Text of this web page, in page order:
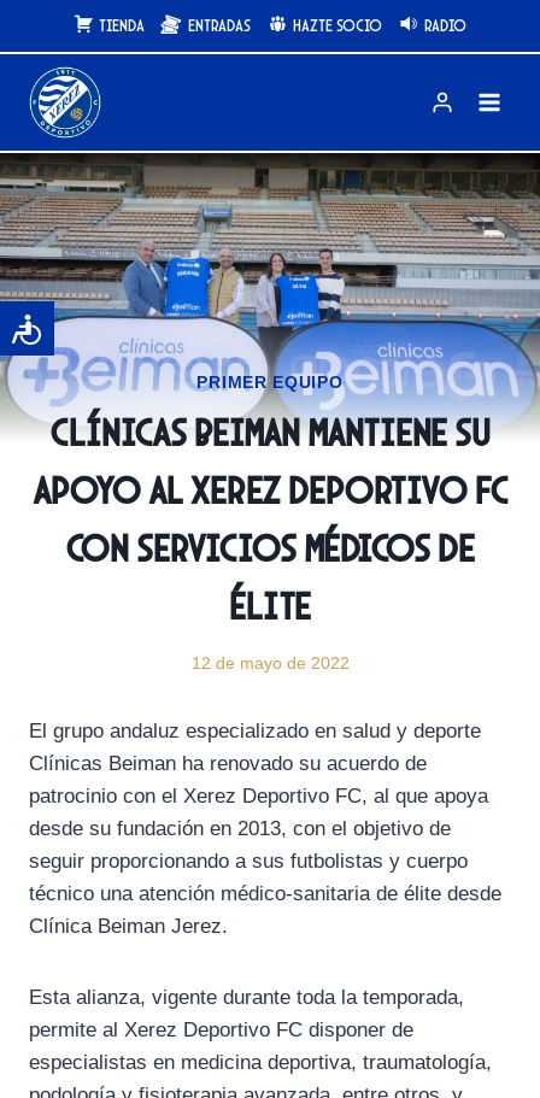
al
contenido
Tienda Entradas Hazte Socio Radio
PRIMER EQUIPO
Clínicas Beiman mantiene su
apoyo al Xerez Deportivo FC
con servicios médicos de
élite
12 de mayo de 2022
El grupo andaluz especializado en salud y deporte
Clínicas Beiman ha renovado su acuerdo de
patrocinio con el Xerez Deportivo FC, al que apoya
desde su fundación en 2013, con el objetivo de
seguir proporcionando a sus futbolistas y cuerpo
técnico una atención médico-sanitaria de élite desde
Clínica Beiman Jerez.
Esta alianza, vigente durante toda la temporada,
permite al Xerez Deportivo FC disponer de
especialistas en medicina deportiva, traumatología,